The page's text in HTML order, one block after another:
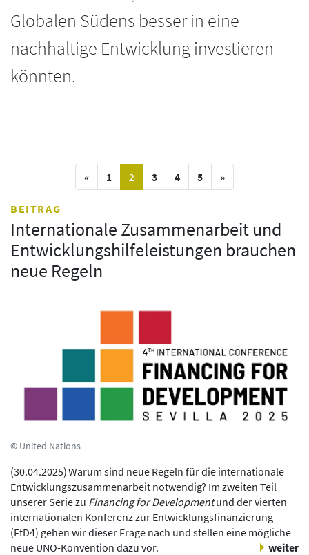
Globalen Südens besser in eine
nachhaltige Entwicklung investieren
könnten.
«vorige Seite
1 2 (current)
3 4 5 »nächste Seite
BEITRAG
Internationale Zusammenarbeit und
Entwicklungshilfeleistungen brauchen
neue Regeln
© United Nations
(30.04.2025)Warum sind neue Regeln für die internationale
Entwicklungszusammenarbeit notwendig? Im zweiten Teil
unserer Serie zu Financing for Developmentund der vierten
internationalen Konferenz zur Entwicklungsfinanzierung
(FfD4) gehen wir dieser Frage nach und stellen eine mögliche
neue UNO-Konvention dazu vor.
weiter